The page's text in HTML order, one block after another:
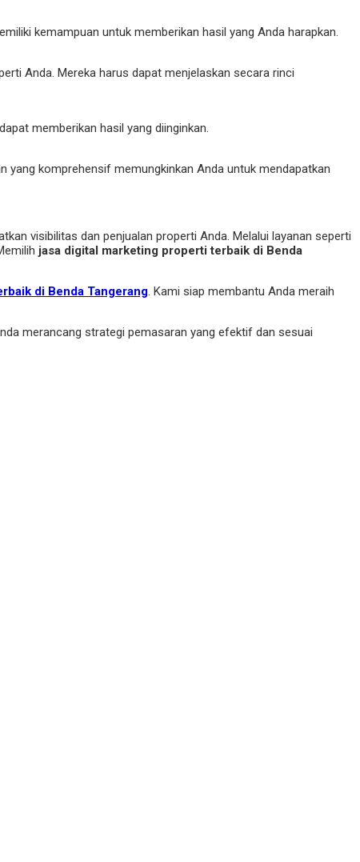
kemampuan untuk memberikan hasil yang Anda harapkan.
Anda. Mereka harus dapat menjelaskan secara rinci
memberikan hasil yang diinginkan.
yang komprehensif memungkinkan Anda untuk mendapatkan
visibilitas dan penjualan properti Anda. Melalui layanan seperti
jasa digital marketing properti terbaik di Benda
di Benda Tangerang. Kami siap membantu Anda meraih
merancang strategi pemasaran yang efektif dan sesuai